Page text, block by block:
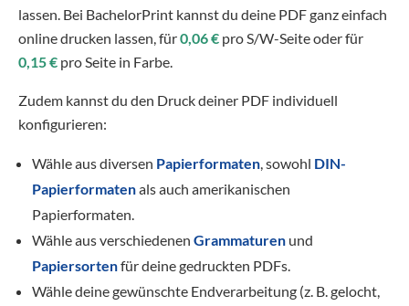
lassen. Bei BachelorPrint kannst du deine PDF ganz einfach
online drucken lassen, für0,06 € pro S/W-Seite oder für
0,15 € pro Seite in Farbe.
Zudem kannst du den Druck deiner PDF individuell
konfigurieren:
Wähle aus diversen Papierformaten, sowohl DIN-
Papierformatenals auch amerikanischen
Papierformaten.
Wähle aus verschiedenen Grammaturen und
Papiersortenfür deine gedruckten PDFs.
Wähle deine gewünschte Endverarbeitung (z. B. gelocht,